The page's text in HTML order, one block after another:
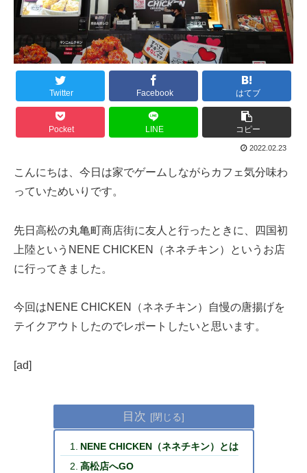
Twitter Facebook はてブ
Pocket LINE コピー
2022.02.23
こんにちは、今日は家でゲームしながらカフェ気分味わ
っていためいりです。
先日高松の丸亀町商店街に友人と行ったときに、四国初
上陸というNENE CHICKEN（ネネチキン）というお店
に行ってきました。
今回はNENE CHICKEN（ネネチキン）自慢の唐揚げを
テイクアウトしたのでレポートしたいと思います。
[ad]
目次
NENE CHICKEN（ネネチキン）とは
高松店へGO